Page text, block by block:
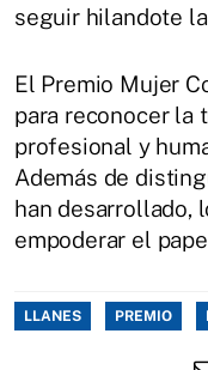
seguir hilandote
El Premio Mujer
para reconocer la
profesional y
Además de
han desarrollado,
empoderar el
LLANES PREMIO